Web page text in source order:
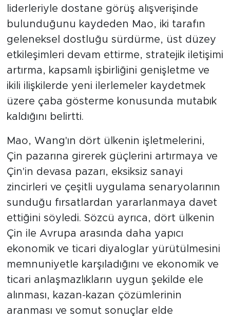
liderleriyle dostane görüş alışverişinde
bulunduğunu kaydeden Mao, iki tarafın
geleneksel dostluğu sürdürme, üst düzey
etkileşimleri devam ettirme, stratejik iletişimi
artırma, kapsamlı işbirliğini genişletme ve
ikili ilişkilerde yeni ilerlemeler kaydetmek
üzere çaba gösterme konusunda mutabık
kaldığını belirtti.
Mao, Wang'ın dört ülkenin işletmelerini,
Çin pazarına girerek güçlerini artırmaya ve
Çin'in devasa pazarı, eksiksiz sanayi
zincirleri ve çeşitli uygulama senaryolarının
sunduğu fırsatlardan yararlanmaya davet
ettiğini söyledi. Sözcü ayrıca, dört ülkenin
Çin ile Avrupa arasında daha yapıcı
ekonomik ve ticari diyaloglar yürütülmesini
memnuniyetle karşıladığını ve ekonomik ve
ticari anlaşmazlıkların uygun şekilde ele
alınması, kazan-kazan çözümlerinin
aranması ve somut sonuçlar elde